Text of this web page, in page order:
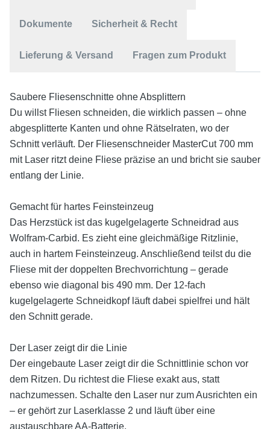
Dokumente Sicherheit & Recht
Lieferung & Versand Fragen zum Produkt
Saubere Fliesenschnitte ohne Absplittern
Du willst Fliesen schneiden, die wirklich passen – ohne
abgesplitterte Kanten und ohne Rätselraten, wo der
Schnitt verläuft. Der Fliesenschneider MasterCut 700 mm
mit Laser ritzt deine Fliese präzise an und bricht sie sauber
entlang der Linie.
Gemacht für hartes Feinsteinzeug
Das Herzstück ist das kugelgelagerte Schneidrad aus
Wolfram-Carbid. Es zieht eine gleichmäßige Ritzlinie,
auch in hartem Feinsteinzeug. Anschließend teilst du die
Fliese mit der doppelten Brechvorrichtung – gerade
ebenso wie diagonal bis 490 mm. Der 12-fach
kugelgelagerte Schneidkopf läuft dabei spielfrei und hält
den Schnitt gerade.
Der Laser zeigt dir die Linie
Der eingebaute Laser zeigt dir die Schnittlinie schon vor
dem Ritzen. Du richtest die Fliese exakt aus, statt
nachzumessen. Schalte den Laser nur zum Ausrichten ein
– er gehört zur Laserklasse 2 und läuft über eine
austauschbare AA-Batterie.